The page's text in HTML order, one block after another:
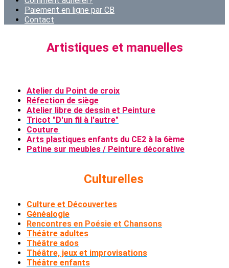
Paiement en ligne par CB
Contact
Artistiques et manuelles
Atelier du Point de croix
Réfection de siège
Atelier libre de dessin et Peinture
Tricot "D'un fil à l'autre"
Couture
Arts plastiques enfants du CE2 à la 6ème
Patine sur meubles / Peinture décorative
Culturelles
Culture et Découvertes
Généalogie
Rencontres en Poésie et Chansons
Théâtre adultes
Théâtre ados
Théâtre, jeux et improvisations
Théâtre enfants